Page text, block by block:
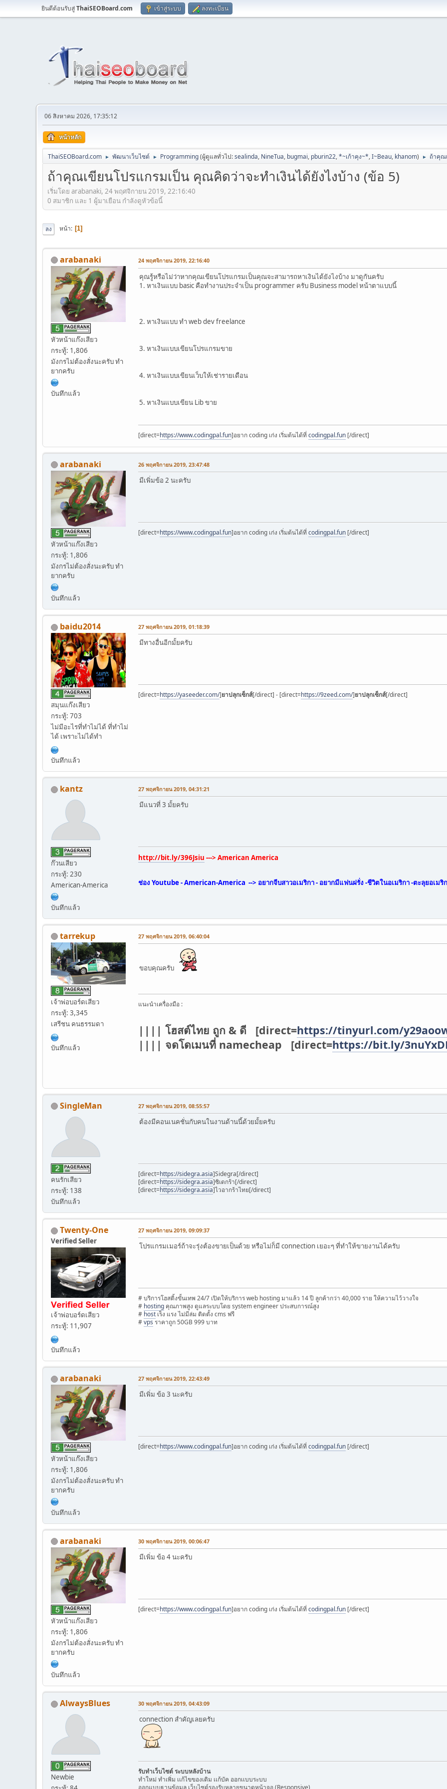
ยินดีต้อนรับสู่ThaiSEOBoard.com เข้าสู่ระบบ ลงทะเบียน
06 สิงหาคม 2026, 17:35:12
หน้าหลัก
ThaiSEOBoard.com ► พัฒนาเว็บไซต์ ► Programming(ผู้ดูแลทั่วไป:sealinda, NineTua, bugmai, pburin22,*~เก้าคุง~*,I~Beau, khanom) ► ถ้าคุณ
ถ้าคุณเขียนโปรแกรมเป็น คุณคิดว่าจะทำเงินได้ยังไงบ้าง (ข้อ 5)
เริ่มโดย arabanaki, 24 พฤศจิกายน 2019, 22:16:40
0 สมาชิก และ 1 ผู้มาเยือน กำลังดูหัวข้อนี้
ลง หน้า 1
arabanaki
หัวหน้าแก๊งเสียว
กระทู้: 1,806
มังกรไม่ต้องสั่งนะครับ ทำ
ยากครับ
บันทึกแล้ว
24 พฤศจิกายน 2019, 22:16:40
คุณรู้หรือไม่ว่าหากคุณเขียนโปรแกรมเป็นคุณจะสามารถหาเงินได้ยังไงบ้าง มาดูกันครับ
1. หาเงินแบบ basic คือทำงานประจำเป็น programmer ครับ Business model หน้าตาแบบนี้
2. หาเงินแบบ ทำ web dev freelance
3. หาเงินแบบเขียนโปรแกรมขาย
4. หาเงินแบบเขียนเว็บให้เช่ารายเดือน
5. หาเงินแบบเขียน Lib ขาย
[direct=https://www.codingpal.fun]อยาก coding เก่ง เริ่มต้นได้ที่ codingpal.fun [/direct]
arabanaki
หัวหน้าแก๊งเสียว
กระทู้: 1,806
มังกรไม่ต้องสั่งนะครับ ทำ
ยากครับ
บันทึกแล้ว
26 พฤศจิกายน 2019, 23:47:48
มีเพิ่มข้อ 2 นะครับ
[direct=https://www.codingpal.fun]อยาก coding เก่ง เริ่มต้นได้ที่ codingpal.fun [/direct]
baidu2014
สมุนแก๊งเสียว
กระทู้: 703
ไม่มีอะไรที่ทำไม่ได้ ที่ทำไม่
ได้ เพราะไม่ได้ทำ
บันทึกแล้ว
27 พฤศจิกายน 2019, 01:18:39
มีทางอื่นอีกมั้ยครับ
[direct=https://yaseeder.com/]ยาปลุกเซ็กส์[/direct] - [direct=https://9zeed.com/]ยาปลุกเซ็กส์[/direct]
kantz
ก๊วนเสียว
กระทู้: 230
American-America
บันทึกแล้ว
27 พฤศจิกายน 2019, 04:31:21
มีแนวที่ 3 มั้ยครับ
http://bit.ly/396Jsiu ---> American America
ช่อง Youtube - American-America --> อยากจีบสาวอเมริกา - อยากมีแฟนฝรั่ง -ชีวิตในอเมริกา -ตะลุยอเม
tarrekup
เจ้าพ่อบอร์ดเสียว
กระทู้: 3,345
เสรีชน คนธรรมดา
บันทึกแล้ว
27 พฤศจิกายน 2019, 06:40:04
ขอบคุณครับ
แนะนำเครื่องมือ :
|||| โฮสต์ไทย ถูก & ดี [direct=https://tinyurl.com/
|||| จดโดเมนที่ namecheap [direct=https://bit.ly/
SingleMan
คนรักเสียว
กระทู้: 138
บันทึกแล้ว
27 พฤศจิกายน 2019, 08:55:57
ต้องมีคอนเนคชั่นกับคนในงานด้านนี้ด้วยมั้ยครับ
[direct=https://sidegra.asia]Sidegra[/direct]
[direct=https://sidegra.asia]ซิเดกร้า[/direct]
[direct=https://sidegra.asia]ไวอากร้าไทย[/direct]
Twenty-One
Verified Seller
เจ้าพ่อบอร์ดเสียว
กระทู้: 11,907
บันทึกแล้ว
27 พฤศจิกายน 2019, 09:09:37
โปรแกรมเมอร์ถ้าจะรุ่งต้องขายเป็นด้วย หรือไม่ก็มี connection เยอะๆ ที่ทำให้ขายงานได้ครับ
# บริการโฮสติ้งขั้นเทพ 24/7 เปิดให้บริการ web hosting มาแล้ว 14 ปี ลูกค้ากว่า 40,000 ราย ให้ความไว้วางใจ
# hosting คุณภาพสูง ดูแลระบบโดย system engineer ประสบการณ์สูง
# host เร็ง แรง ไม่มีล่ม ติดตั้ง cms ฟรี
#vps ราคาถูก 50GB 999 บาท
arabanaki
หัวหน้าแก๊งเสียว
กระทู้: 1,806
มังกรไม่ต้องสั่งนะครับ ทำ
ยากครับ
บันทึกแล้ว
27 พฤศจิกายน 2019, 22:43:49
มีเพิ่ม ข้อ 3 นะครับ
[direct=https://www.codingpal.fun]อยาก coding เก่ง เริ่มต้นได้ที่ codingpal.fun [/direct]
arabanaki
หัวหน้าแก๊งเสียว
กระทู้: 1,806
มังกรไม่ต้องสั่งนะครับ ทำ
ยากครับ
บันทึกแล้ว
30 พฤศจิกายน 2019, 00:06:47
มีเพิ่ม ข้อ 4 นะครับ
[direct=https://www.codingpal.fun]อยาก coding เก่ง เริ่มต้นได้ที่ codingpal.fun [/direct]
AlwaysBlues
Newbie
30 พฤศจิกายน 2019, 04:43:09
connection สำคัญเลยครับ
รับทำเว็บไซต์ ระบบหลังบ้าน
ทำใหม่ ทำเพิ่ม เเก้ไขของเดิม เเก้บัค ออกเเบบระบบ
ออกแบบฐานข้อมูล เว็บไซต์รองรับหลายขนาดหน้าจอ (Responsive)